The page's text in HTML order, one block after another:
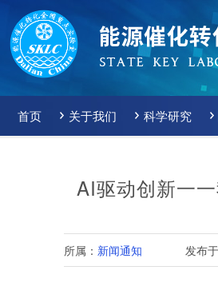
首页 关于我们 科学研究
AI驱动创新一
所属： 新闻通知 发布